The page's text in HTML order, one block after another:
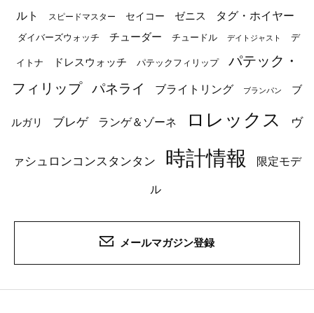
ルト
スピードマスター セイコー ゼニス タグ・ホイヤー
ダイバーズウォッチ チューダー チュードル デイトジャスト デ
イトナ ドレスウォッチ パテックフィリップ
パテック・
フィリップ
パネライ ブライトリング ブランパン ブ
ルガリ ブレゲ ランゲ＆ゾーネ ロレックス ヴ
ァシュロンコンスタンタン 時計情報 限定モデ
ル
メールマガジン登録